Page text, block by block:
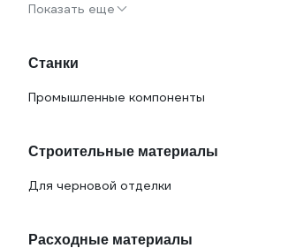
Показать еще
Станки
Промышленные компоненты
Строительные материалы
Для черновой отделки
Расходные материалы